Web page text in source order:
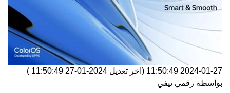
2024-01-27 11:50:49 (اخر تعديل 2024-01-27 11:50:49
)
بواسطة رقمي تيفي